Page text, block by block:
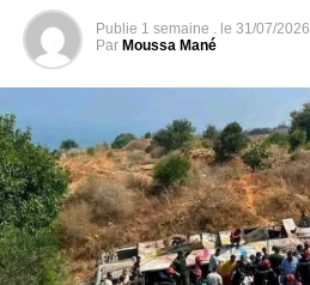
Publie 1 semaine . le 31/07/
Par Moussa Mané